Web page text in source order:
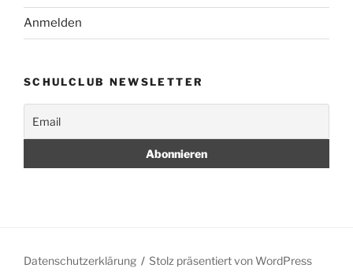
Anmelden
SCHULCLUB NEWSLETTER
Datenschutzerklärung Stolz präsentiert von WordPress